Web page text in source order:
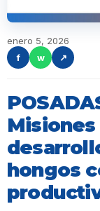
enero 5, 2026
f
w ↗
hongos